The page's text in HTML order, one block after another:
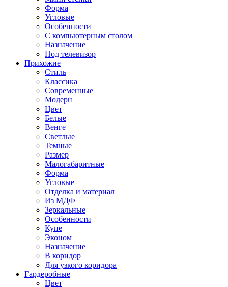
Форма
Угловые
Особенности
С компьютерным столом
Назначение
Под телевизор
Прихожие
Стиль
Классика
Современные
Модерн
Цвет
Белые
Венге
Светлые
Темные
Размер
Малогабаритные
Форма
Угловые
Отделка и материал
Из МДФ
Зеркальные
Особенности
Купе
Эконом
Назначение
В коридор
Для узкого коридора
Гардеробные
Цвет